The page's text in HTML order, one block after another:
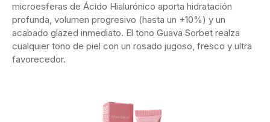
microesferas de Ácido Hialurónico aporta hidratación
profunda, volumen progresivo (hasta un +10%) y un
acabado glazed inmediato. El tono Guava Sorbet realza
cualquier tono de piel con un rosado jugoso, fresco y ultra
favorecedor.